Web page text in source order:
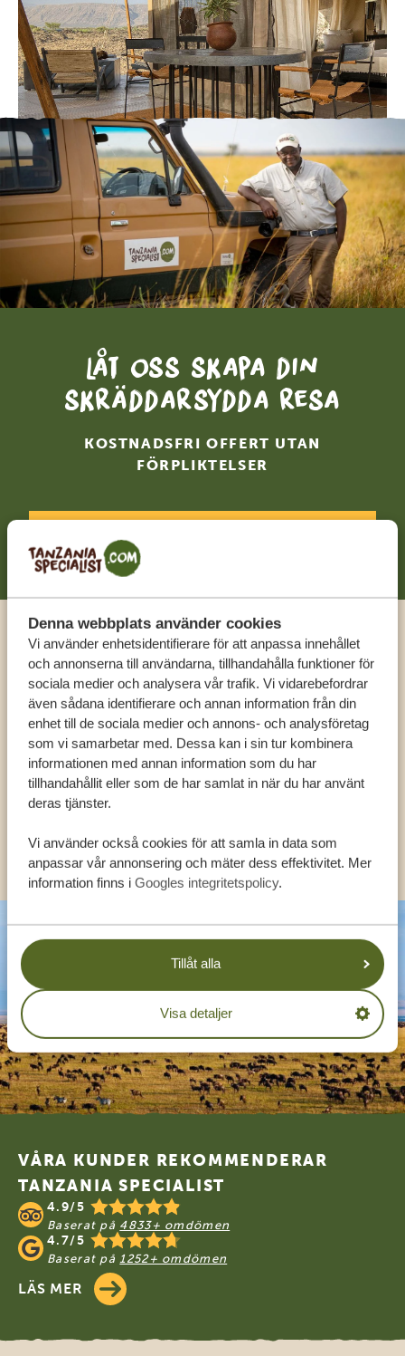
Denna webbplats använder cookies
Vi använder enhetsidentifierare för att anpassa innehållet
och annonserna till användarna, tillhandahålla funktioner för
sociala medier och analysera vår trafik. Vi vidarebefordrar
även sådana identifierare och annan information från din
enhet till de sociala medier och annons- och analysföretag
som vi samarbetar med. Dessa kan i sin tur kombinera
informationen med annan information som du har
tillhandahållit eller som de har samlat in när du har använt
deras tjänster.
Vi använder också cookies för att samla in data som
anpassar vår annonsering och mäter dess effektivitet. Mer
information finns i Googles integritetspolicy.
Tillåt alla
Visa detaljer
Låt oss skapa din
skräddarsydda resa
KOSTNADSFRI OFFERT UTAN
FÖRPLIKTELSER
Ring en expert
FÅ PERSONLIG RÅDGIVNING FRÅN VÅRA
EXPERTER
SV:+31 174 788 108
KONTAKT
Footer
VÅRA KUNDER REKOMMENDERAR
TANZANIA SPECIALIST
4.9/5
Baserat på 4833+ omdömen
4.7/5
Baserat på 1252+ omdömen
LÄS MER